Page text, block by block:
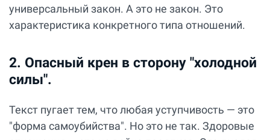
универсальный закон. А это не закон. Это
характеристика конкретного типа отношений.
2. Опасный крен в сторону "холодной
силы".
Текст пугает тем, что любая уступчивость — это
"форма самоубийства". Но это не так. Здоровые